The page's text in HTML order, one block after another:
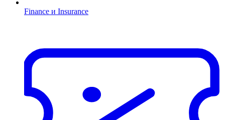
Finance и Insurance